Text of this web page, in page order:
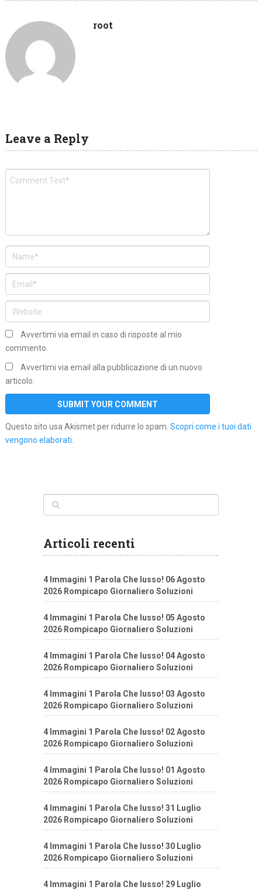
root
Leave a Reply
Avvertimi via email in caso di risposte al mio
commento.
Avvertimi via email alla pubblicazione di un nuovo
articolo.
Questo sito usa Akismet per ridurre lo spam. Scopri come i tuoi dati
vengono elaborati.
Articoli recenti
4 Immagini 1 Parola Che lusso! 06 Agosto
2026 Rompicapo Giornaliero Soluzioni
4 Immagini 1 Parola Che lusso! 05 Agosto
2026 Rompicapo Giornaliero Soluzioni
4 Immagini 1 Parola Che lusso! 04 Agosto
2026 Rompicapo Giornaliero Soluzioni
4 Immagini 1 Parola Che lusso! 03 Agosto
2026 Rompicapo Giornaliero Soluzioni
4 Immagini 1 Parola Che lusso! 02 Agosto
2026 Rompicapo Giornaliero Soluzioni
4 Immagini 1 Parola Che lusso! 01 Agosto
2026 Rompicapo Giornaliero Soluzioni
4 Immagini 1 Parola Che lusso! 31 Luglio
2026 Rompicapo Giornaliero Soluzioni
4 Immagini 1 Parola Che lusso! 30 Luglio
2026 Rompicapo Giornaliero Soluzioni
4 Immagini 1 Parola Che lusso! 29 Luglio